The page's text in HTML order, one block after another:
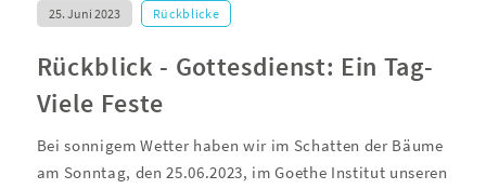
25. Juni 2023 Rückblicke
Rückblick - Gottesdienst: Ein Tag-
Viele Feste
Bei sonnigem Wetter haben wir im Schatten der Bäume
am Sonntag, den 25.06.2023, im Goethe Institut unseren